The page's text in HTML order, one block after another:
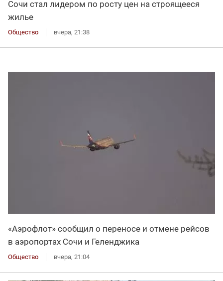
Сочи стал лидером по росту цен на строящееся
жилье
Общество вчера, 21:38
«Аэрофлот» сообщил о переносе и отмене рейсов
в аэропортах Сочи и Геленджика
Общество вчера, 21:04